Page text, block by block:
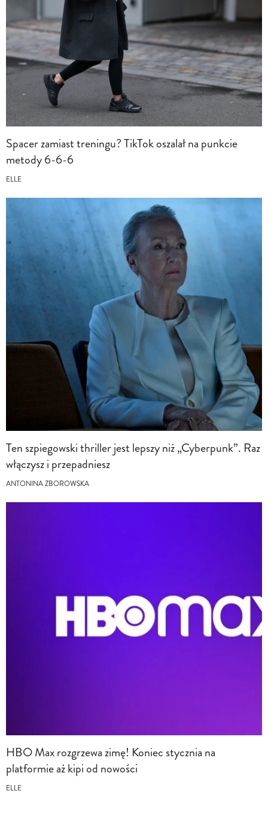
Spacer zamiast treningu? TikTok oszalał na punkcie
metody 6-6-6
ELLE
Ten szpiegowski thriller jest lepszy niż „Cyberpunk”. Raz
włączysz i przepadniesz
ANTONINA ZBOROWSKA
HBO Max rozgrzewa zimę! Koniec stycznia na
platformie aż kipi od nowości
ELLE